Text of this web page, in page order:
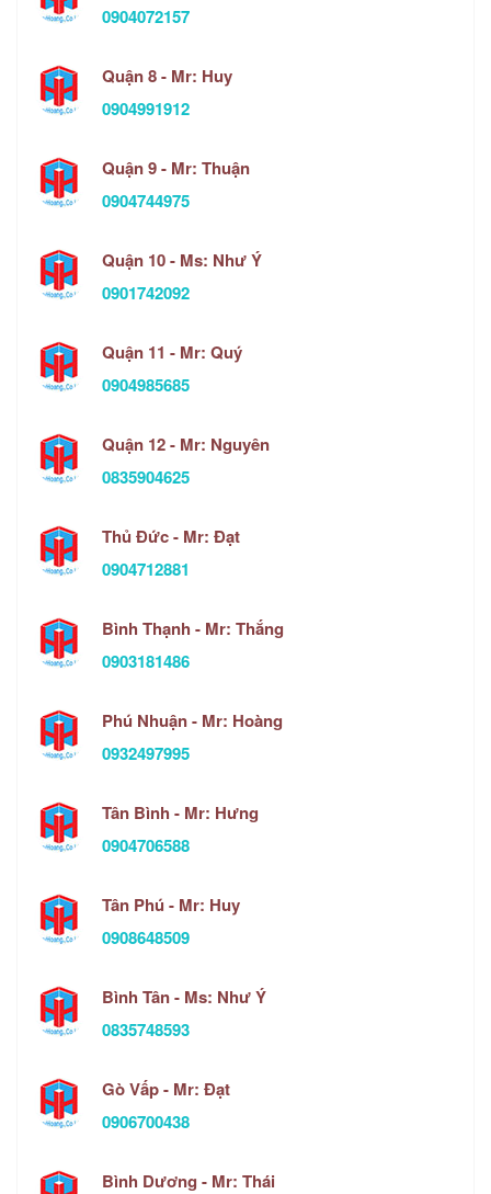
0904072157
Quận 8 - Mr: Huy
0904991912
Quận 9 - Mr: Thuận
0904744975
Quận 10 - Ms: Như Ý
0901742092
Quận 11 - Mr: Quý
0904985685
Quận 12 - Mr: Nguyên
0835904625
Thủ Đức - Mr: Đạt
0904712881
Bình Thạnh - Mr: Thắng
0903181486
Phú Nhuận - Mr: Hoàng
0932497995
Tân Bình - Mr: Hưng
0904706588
Tân Phú - Mr: Huy
0908648509
Bình Tân - Ms: Như Ý
0835748593
Gò Vấp - Mr: Đạt
0906700438
Bình Dương - Mr: Thái